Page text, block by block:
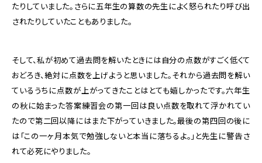
たりしていました。さらに五年生の算数の先生によく怒られたり呼び出
されたりしていたこともありました。
そして、私が初めて過去問を解いたときには自分の点数がすごく低くて
おどろき、絶対に点数を上げようと思いました。それから過去問を解い
ているうちに点数が上がってきたことはとても嬉しかったです。六年生
の秋に始まった答案練習会の第一回は良い点数を取れて浮かれてい
たので第二回以降にはまた下がっていきました。最後の第四回の後に
は「この一ヶ月本気で勉強しないと本当に落ちるよ。」と先生に警告さ
れて必死にやりました。